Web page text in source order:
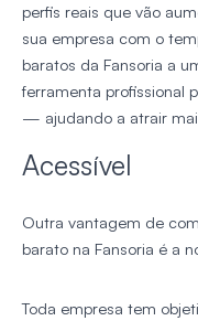
perfis reais que vão
sua empresa com o
baratos da Fansoria a
ferramenta profissional
— ajudando a atrair
Acessível
Outra vantagem de
barato na Fansoria é a
Toda empresa tem